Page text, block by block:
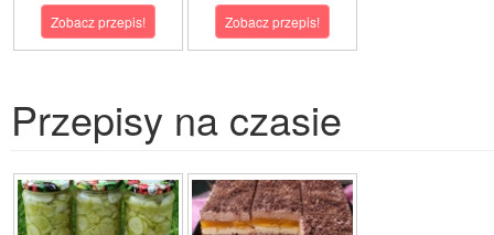
Zobacz przepis! Zobacz przepis!
Przepisy na czasie